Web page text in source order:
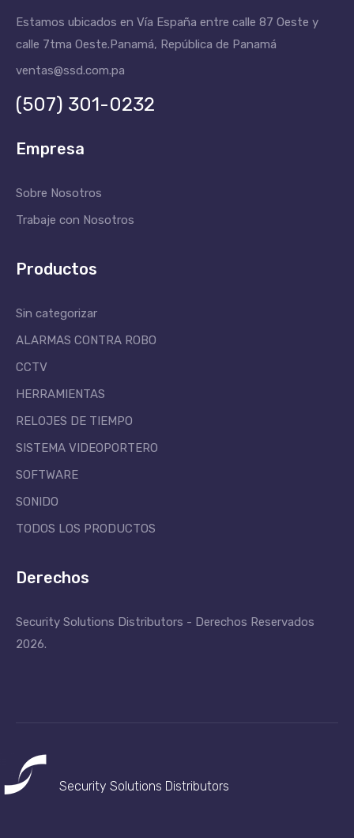
Estamos ubicados en Vía España entre calle 87 Oeste y
calle 7tma Oeste.Panamá, República de Panamá
ventas@ssd.com.pa
(507) 301-0232
Empresa
Sobre Nosotros
Trabaje con Nosotros
Productos
Sin categorizar
ALARMAS CONTRA ROBO
CCTV
HERRAMIENTAS
RELOJES DE TIEMPO
SISTEMA VIDEOPORTERO
SOFTWARE
SONIDO
TODOS LOS PRODUCTOS
Derechos
Security Solutions Distributors - Derechos Reservados
2026.
Security Solutions Distributors